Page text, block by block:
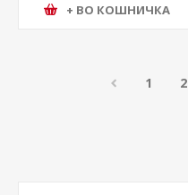
+ ВО КОШНИЧКА
1 2